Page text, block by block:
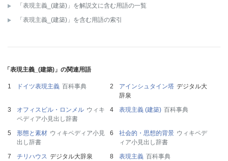
「表現主義_(建築)」を解説文に含む用語の一覧
「表現主義_(建築)」を含む用語の索引
「表現主義_(建築)」の関連用語
ドイツ表現主義 百科事典 アインシュタイン塔 デジタル大
辞泉
オフィスビル・ロンメル ウィキ
ペディア小見出し辞書
表現主義 (建築) 百科事典
形態と素材 ウィキペディア小見
出し辞書
社会的・思想的背景 ウィキペデ
ィア小見出し辞書
チリハウス デジタル大辞泉 表現主義 百科事典